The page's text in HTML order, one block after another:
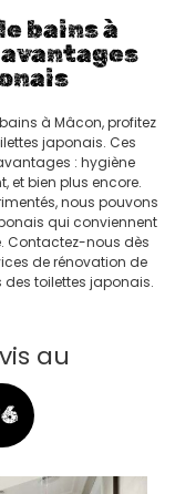
bains à
avantages
à Mâcon, profitez
japonais. Ces
: hygiène
et bien plus encore.
nous pouvons
qui conviennent
Contactez-nous dès
de rénovation de
toilettes japonais.
au